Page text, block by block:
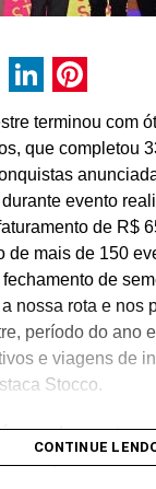
LinkedIn
terminou com
que completou
evento
de R$
de mais de 150
de
nossa rota e nos
período do ano
e viagens de
Stocco.
de eventos
pela
CONTINUE